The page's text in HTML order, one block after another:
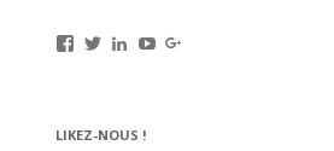
Voir
sur
Voir
sur
Voir
poirier-
Voir
LIKEZ-NOUS !